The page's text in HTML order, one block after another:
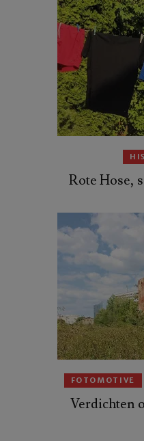
Rote Hose,
FOTOMOTIVE
Verdichten